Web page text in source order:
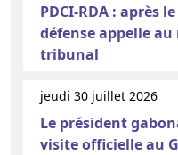
PDCI-RDA : après
défense appelle
tribunal
jeudi 30 juillet 2026
Le président
visite officielle au